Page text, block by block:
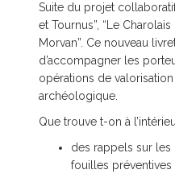
Suite du projet
et Tournus”, “Le Charolais
Morvan”. Ce nouveau
d’accompagner les
opérations de
archéologique.
Que trouve t-on à
des rappels sur
fouilles